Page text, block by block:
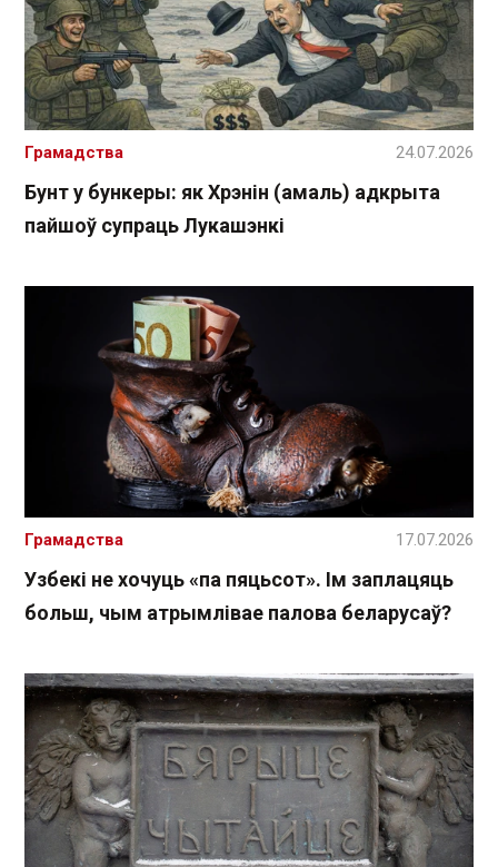
Бунт у бункеры: як Хрэнін (амаль) адкрыта
пайшоў супраць Лукашэнкі
Грамадства 24.07.2026
Узбекі не хочуць «па пяцьсот». Ім заплацяць
больш, чым атрымлівае палова беларусаў?
Грамадства 17.07.2026